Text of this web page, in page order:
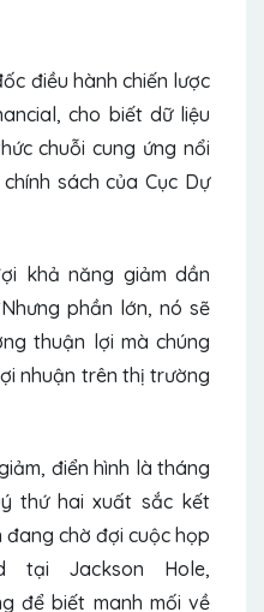
điều hành chiến lược
cho biết dữ liệu
chuỗi cung ứng nổi
sách của Cục Dự
khả năng giảm dần
phần lớn, nó sẽ
thuận lợi mà chúng
nhuận trên thị trường
điển hình là tháng
thứ hai xuất sắc kết
đang chờ đợi cuộc họp
tại Jackson Hole,
để biết manh mối về